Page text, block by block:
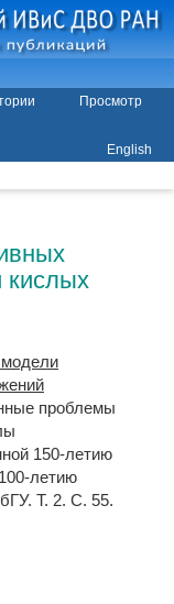
Просмотр
English
кислых
модели
проблемы
150-летию
летию
Т. 2. С. 55.